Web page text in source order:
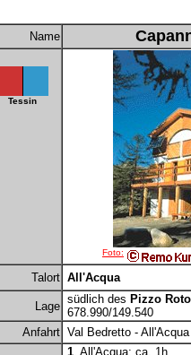
Name
Tessin
Foto:
Talort All'Acqua
Lage
südlich des Pizzo
678.990/149.540
Anfahrt Val Bedretto - All'Acqua
1. All'Acqua; ca. 1h